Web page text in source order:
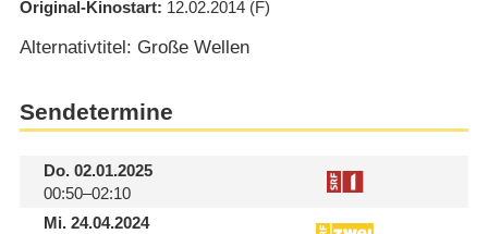
Original-Kinostart 12.02.2014 (F)
Alternativtitel: Große Wellen
Sendetermine
Do.02.01.2025
00:50–02:10
Mi.24.04.2024